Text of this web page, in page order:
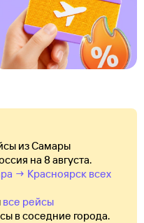
из Самары
на 8 августа.
→ Красноярск всех
все рейсы
в соседние города.